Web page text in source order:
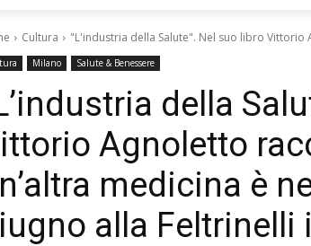
Cultura "L'industria della Salute". Nel suo libro
Milano Salute & Benessere
della
Agnoletto
medicina è
alla Feltrinelli